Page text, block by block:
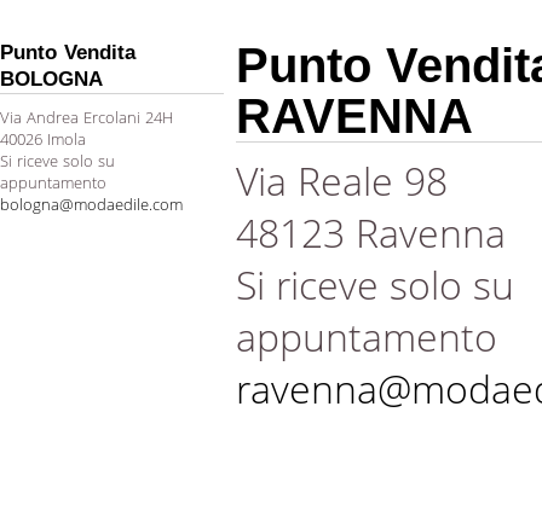
Punto Vendita
BOLOGNA
Via Andrea Ercolani 24H
40026 Imola
Si riceve solo su
appuntamento
bologna@modaedile.com
Punto
RAVENNA
Via Reale 98
48123 Ravenna
Si riceve solo su
appuntamento